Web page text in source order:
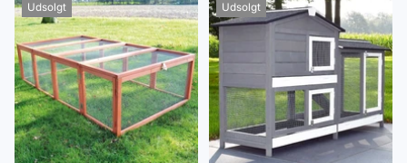
Udsolgt Udsolgt